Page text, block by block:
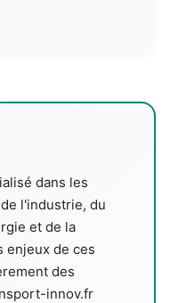
dans les
l'industrie, du
et de la
enjeux de ces
des
innov.fr